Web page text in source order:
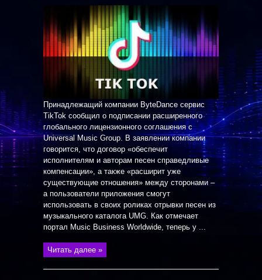
Принадлежащий компании ByteDance сервис
TikTok сообщил о подписании расширенного
глобального лицензионного соглашения с
Universal Music Group. В заявлении компании
говорится, что договор «обеспечит
исполнителям и авторам песен справедливые
компенсации», а также «расширит уже
существующие отношения» между сторонами –
а пользователи приложения смогут
использовать в своих роликах отрывки песен из
музыкального каталога UMG. Как отмечает
портал Music Business Worldwide, теперь у ...
Читать далее »